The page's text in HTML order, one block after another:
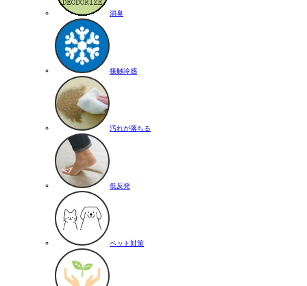
消臭
接触冷感
汚れが落ちる
低反発
ペット対策